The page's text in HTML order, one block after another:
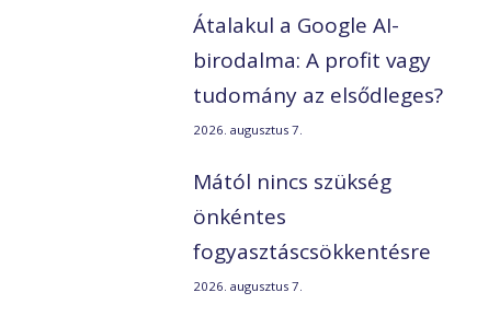
Átalakul a Google AI-
birodalma: A profit vagy
tudomány az elsődleges?
2026. augusztus 7.
Mától nincs szükség
önkéntes
fogyasztáscsökkentésre
2026. augusztus 7.